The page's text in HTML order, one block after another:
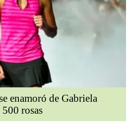
enamoró de Gabriela
rosas